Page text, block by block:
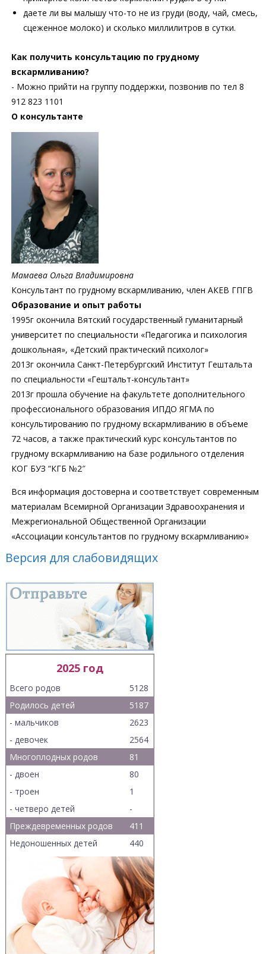
даете ли вы малышу что-то не из груди (воду, чай, смесь,
сцеженное молоко) и сколько миллилитров в сутки.
Как получить консультацию по грудному
вскармливанию?
- Можно прийти на группу поддержки, позвонив по тел 8
912 823 1101
О консультанте
Мамаева Ольга Владимировна
Консультант по грудному вскармливанию, член АКЕВ ГПГВ
Образование и опыт работы
1995г окончила Вятский государственный гуманитарный
университет по специальности «Педагогика и психология
дошкольная», «Детский практический психолог»
2013г окончила Санкт-Петербургский Институт Гештальта
по специальности «Гештальт-консультант»
2013г прошла обучение на факультете дополнительного
профессионального образования ИПДО ЯГМА по
консультированию по грудному вскармливанию в объеме
72 часов, а также практический курс консультантов по
грудному вскармливанию на базе родильного отделения
КОГ БУЗ “КГБ №2″
Вся информация достоверна и соответствует современным
материалам Всемирной Организации Здравоохранения и
Межрегиональной Общественной Организации
«Ассоциации консультантов по грудному вскармливанию»
Версия для слабовидящих
2025 год
Всего родов
5128
Родилось детей
5187
- мальчиков
2623
- девочек
2564
Многоплодных родов
81
- двоен
80
- троен
1
- четверо детей
-
Преждевременных родов
411
Недоношенных детей
440